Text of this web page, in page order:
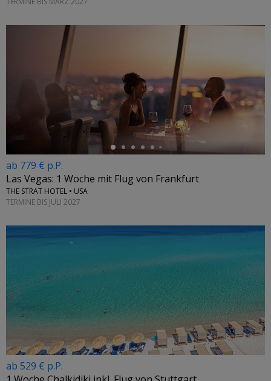
ab 779 € p.P.
Las Vegas: 1 Woche mit Flug von Frankfurt
THE STRAT HOTEL • USA
TERMINE BIS JULI 2027
ab 529 € p.P.